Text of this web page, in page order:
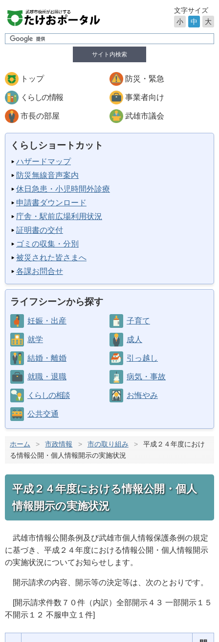
サイト内検索
文字サイズ
小
中 大
トップ 防災・緊急
くらしの情報 事業者向け
市長の部屋 武雄市議会
くらしショートカット
ハザードマップ
防災無線音声案内
休日急患・小児時間外診療
申請書ダウンロード
庁舎・駅前広場利用状況
証明書の交付
ゴミの収集・分別
被災された皆さまへ
各課お問合せ
ライフシーンから探す
妊娠・出産 子育て
就学 成人
結婚・離婚 引っ越し
就職・退職 病気・事故
くらしの相談 お悔やみ
公共交通
ホーム > 市政情報 > 市の取り組み >
平成２４年度におけ
る情報公開・個人情報開示の実施状況
平成２４年度における情報公開・個人
情報開示の実施状況
武雄市情報公開条例及び武雄市個人情報保護条例の規定
に基づき、平成２４年度における情報公開・個人情報開示
の実施状況についてお知らせします。
開示請求の内容、開示等の決定等は、次のとおりです。
[開示請求件数７０件（内訳）全部開示４３ 一部開示１５
不開示１２ 不服申立１件]